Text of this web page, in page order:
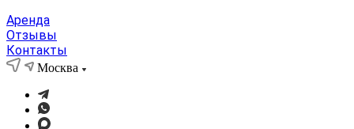
Аренда
Отзывы
Контакты
Москва